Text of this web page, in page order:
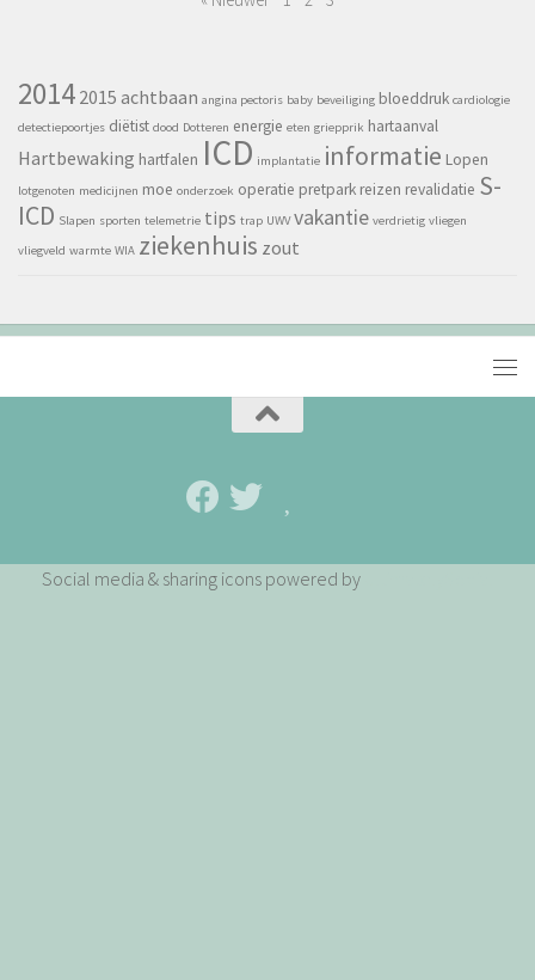
2014 2015 achtbaan angina pectoris baby beveiliging bloeddruk cardiologie
detectiepoortjes diëtist dood Dotteren energie eten griepprik hartaanval
Hartbewaking hartfalen ICD implantatie informatie Lopen
lotgenoten medicijnen moe onderzoek operatie pretpark reizen revalidatie S-
ICD Slapen sporten telemetrie tips trap UWV vakantie verdrietig vliegen
vliegveld warmte WIA ziekenhuis zout
Social media & sharing icons powered by